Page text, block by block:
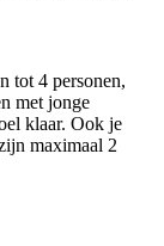
tot 4 personen,
met jonge
klaar. Ook je
maximaal 2